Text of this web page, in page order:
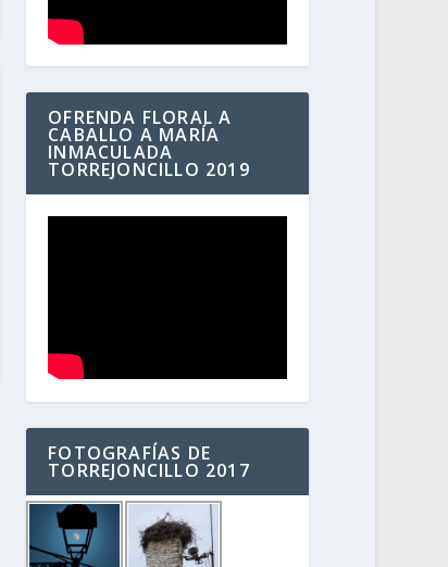
OFRENDA FLORAL A
CABALLO A MARÍA
INMACULADA
TORREJONCILLO 2019
FOTOGRAFÍAS DE
TORREJONCILLO 2017